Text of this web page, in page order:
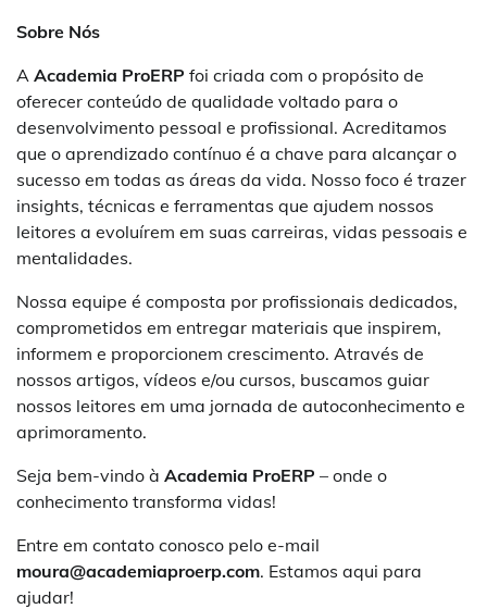
Sobre Nós
A Academia ProERP foi criada com o propósito de
oferecer conteúdo de qualidade voltado para o
desenvolvimento pessoal e profissional. Acreditamos
que o aprendizado contínuo é a chave para alcançar o
sucesso em todas as áreas da vida. Nosso foco é trazer
insights, técnicas e ferramentas que ajudem nossos
leitores a evoluírem em suas carreiras, vidas pessoais e
mentalidades.
Nossa equipe é composta por profissionais dedicados,
comprometidos em entregar materiais que inspirem,
informem e proporcionem crescimento. Através de
nossos artigos, vídeos e/ou cursos, buscamos guiar
nossos leitores em uma jornada de autoconhecimento e
aprimoramento.
Seja bem-vindo à Academia ProERP – onde o
conhecimento transforma vidas!
Entre em contato conosco pelo e-mail
moura@academiaproerp.com. Estamos aqui para
ajudar!